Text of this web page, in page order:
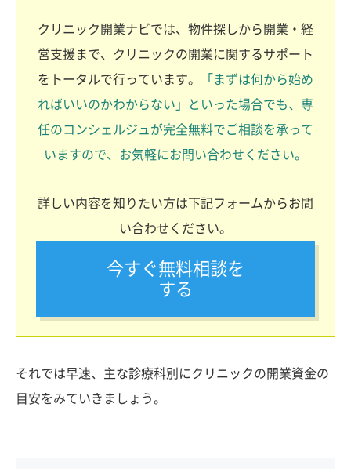
クリニック開業ナビでは、物件探しから開業・経
営支援まで、クリニックの開業に関するサポート
をトータルで行っています。
「まずは何から始め
ればいいのかわからない」といった場合でも、専
任のコンシェルジュが完全無料でご相談を承って
いますので、お気軽にお問い合わせください。
詳しい内容を知りたい方は下記フォームからお問
い合わせください。
今すぐ無料相談を
する
それでは早速、主な診療科別にクリニックの開業資金の
目安をみていきましょう。